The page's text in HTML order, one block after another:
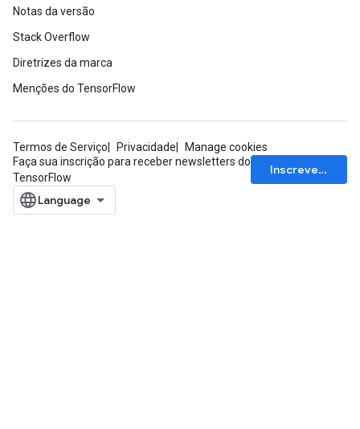
Notas da versão
Stack Overflow
Diretrizes da marca
Menções do TensorFlow
Termos de Serviço Privacidade
Manage cookies
Faça sua inscrição para receber newsletters do
TensorFlow
Inscrever-se